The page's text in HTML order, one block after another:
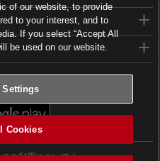
ご利用について
of our website, to provide
to your interest, and to
If you select “Accept All
be used on our website.
Settings
Cookies